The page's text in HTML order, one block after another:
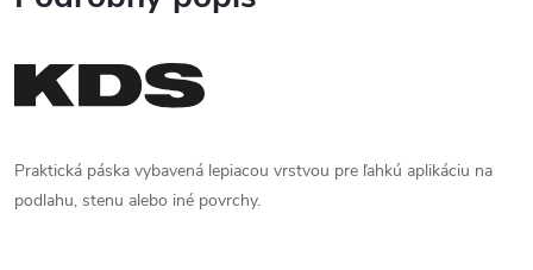
Praktická páska vybavená lepiacou vrstvou pre ľahkú aplikáciu na
podlahu, stenu alebo iné povrchy.